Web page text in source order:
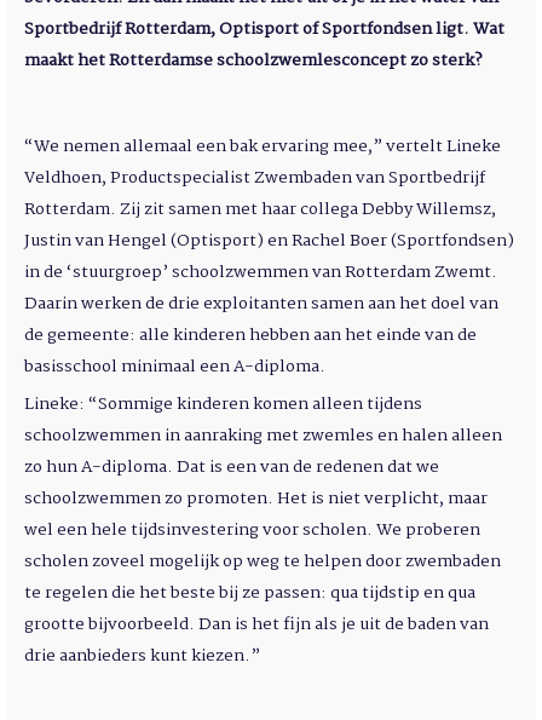
Sportbedrijf Rotterdam, Optisport of Sportfondsen ligt. Wat
maakt het Rotterdamse schoolzwemlesconcept zo sterk?
“We nemen allemaal een bak ervaring mee,” vertelt Lineke
Veldhoen, Productspecialist Zwembaden van Sportbedrijf
Rotterdam. Zij zit samen met haar collega Debby Willemsz,
Justin van Hengel (Optisport) en Rachel Boer (Sportfondsen)
in de ‘stuurgroep’ schoolzwemmen van Rotterdam Zwemt.
Daarin werken de drie exploitanten samen aan het doel van
de gemeente: alle kinderen hebben aan het einde van de
basisschool minimaal een A-diploma.
Lineke: “Sommige kinderen komen alleen tijdens
schoolzwemmen in aanraking met zwemles en halen alleen
zo hun A-diploma. Dat is een van de redenen dat we
schoolzwemmen zo promoten. Het is niet verplicht, maar
wel een hele tijdsinvestering voor scholen. We proberen
scholen zoveel mogelijk op weg te helpen door zwembaden
te regelen die het beste bij ze passen: qua tijdstip en qua
grootte bijvoorbeeld. Dan is het fijn als je uit de baden van
drie aanbieders kunt kiezen.”